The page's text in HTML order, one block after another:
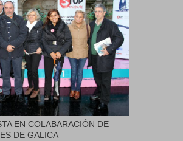
EN COLABARACIÓN DE
DE GALICA